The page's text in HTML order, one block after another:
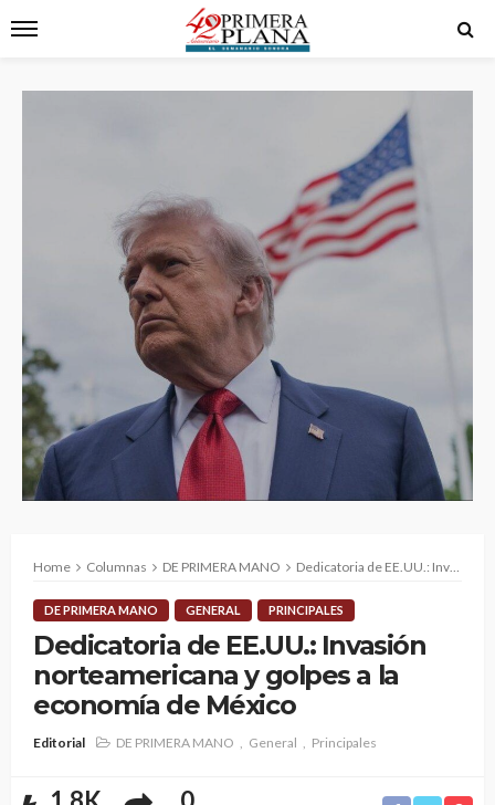
Home Columnas DE PRIMERA MANO Dedicatoria de EE.UU.: Invasión norteamericana y golpes a la economía de México
DE PRIMERA MANO GENERAL PRINCIPALES
Dedicatoria de EE.UU.: Invasión
norteamericana y golpes a la
economía de México
Editorial DE PRIMERA MANO General Principales